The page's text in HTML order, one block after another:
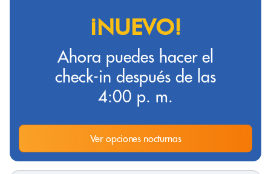
¡NUEVO!
Ahora puedes hacer el
check-in después de las
4:00 p. m.
Ver opciones nocturnas